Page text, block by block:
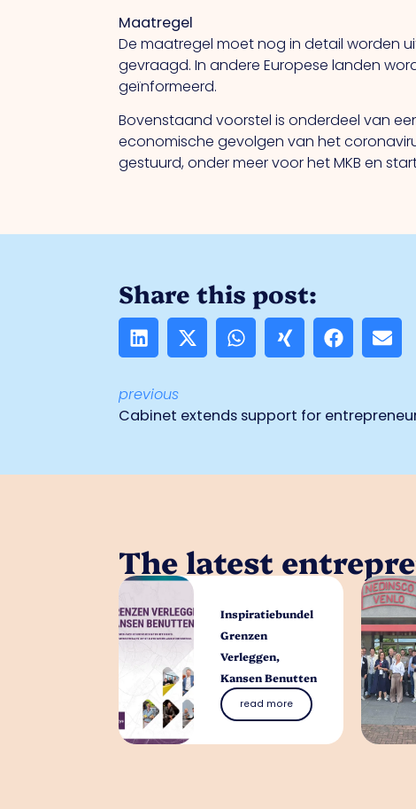
Maatregel
De maatregel moet nog in detail worden
gevraagd. In andere Europese landen
geïnformeerd.
Bovenstaand voorstel is onderdeel van
economische gevolgen van het
gestuurd, onder meer voor het MKB en
Share this post:
previous
Cabinet extends support for
The latest
Inspiratiebundel
Grenzen
Verleggen,
Kansen Benutten
read more